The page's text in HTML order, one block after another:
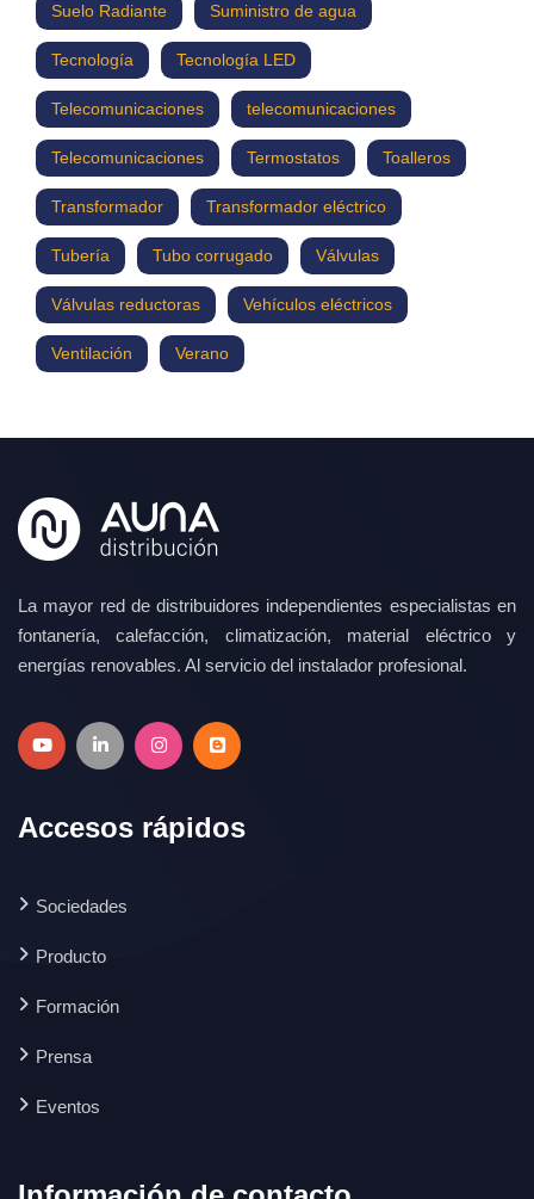
Suelo Radiante Suministro de agua
Tecnología Tecnología LED
Telecomunicaciones telecomunicaciones
Telecomunicaciones Termostatos Toalleros
Transformador Transformador eléctrico
Tubería Tubo corrugado Válvulas
Válvulas reductoras Vehículos eléctricos
Ventilación Verano
La mayor red de distribuidores independientes especialistas en
fontanería, calefacción, climatización, material eléctrico y
energías renovables. Al servicio del instalador profesional.
Accesos rápidos
Sociedades
Producto
Formación
Prensa
Eventos